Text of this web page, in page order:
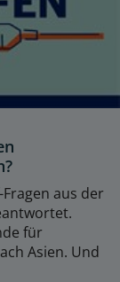
aus der
für
Asien. Und